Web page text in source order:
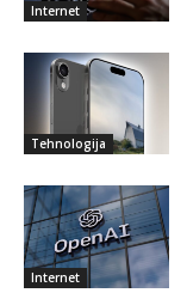
Internet
Tehnologija
Internet